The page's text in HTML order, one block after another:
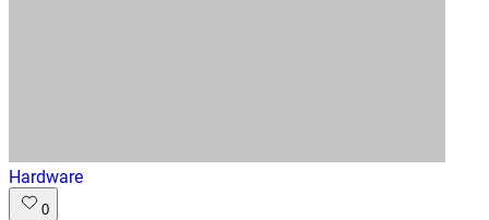
Hardware
0